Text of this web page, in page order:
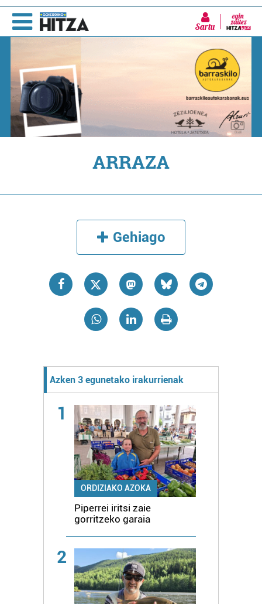
Sartu
ARRAZA
Gehiago
Azken 3 egunetako irakurrienak
1
ORDIZIAKO AZOKA
Piperrei iritsi zaie
gorritzeko garaia
2